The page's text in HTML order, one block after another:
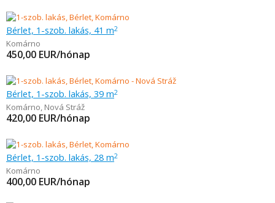
Bérlet, 1-szob. lakás, 41 m2
Komárno
450,00 EUR/hónap
Bérlet, 1-szob. lakás, 39 m2
Komárno, Nová Stráž
420,00 EUR/hónap
Bérlet, 1-szob. lakás, 28 m2
Komárno
400,00 EUR/hónap